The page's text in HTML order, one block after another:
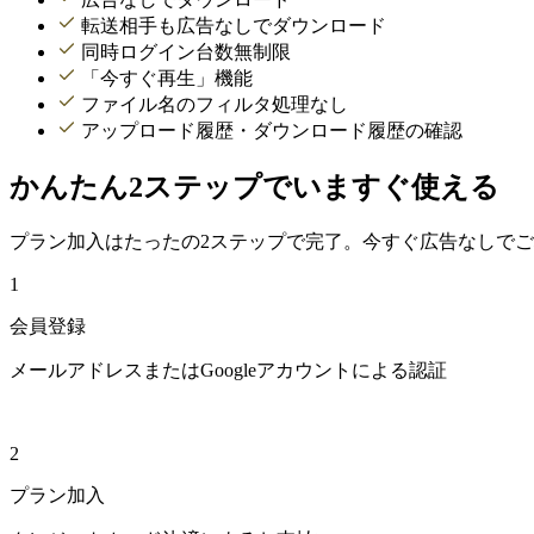
転送相手も広告なしでダウンロード
同時ログイン台数無制限
「今すぐ再生」機能
ファイル名のフィルタ処理なし
アップロード履歴・ダウンロード履歴の確認
かんたん2ステップでいますぐ使える
プラン加入はたったの2ステップで完了。今すぐ広告なしでご
1
会員登録
メールアドレスまたはGoogleアカウントによる認証
2
プラン加入